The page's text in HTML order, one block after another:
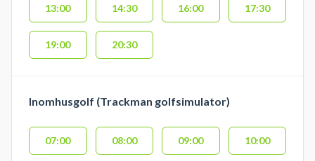
13:00 14:30 16:00 17:30
19:00 20:30
Inomhusgolf (Trackman golfsimulator)
07:00 08:00 09:00 10:00